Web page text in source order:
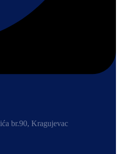
br.90, Kragujevac